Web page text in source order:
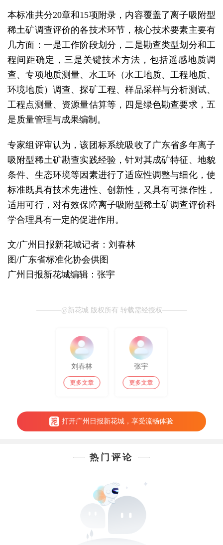
本标准共分20章和15项附录，内容覆盖了离子吸附型
稀土矿调查评价的各技术环节，核心技术要素主要有
几方面：一是工作阶段划分，二是勘查类型划分和工
程间距确定，三是关键技术方法，包括遥感地质调
查、专项地质测量、水工环（水工地质、工程地质、
环境地质）调查、探矿工程、样品采样与分析测试、
工程点测量、资源量估算等，四是绿色勘查要求，五
是质量管理与成果编制。
专家组评审认为，该团标系统吸收了广东省多年离子
吸附型稀土矿勘查实践经验，针对其成矿特征、地貌
条件、生态环境等因素进行了适应性调整与细化，使
标准既具有技术先进性、创新性，又具有可操作性，
适用可行，对有效保障离子吸附型稀土矿调查评价科
学合理具有一定的促进作用。
文/广州日报新花城记者：刘春林
图/广东省标准化协会供图
广州日报新花城编辑：张宇
@新花城 版权所有 转载需经授权
刘春林
更多文章
张宇
更多文章
打开广州日报新花城，享受流畅体验
热门评论